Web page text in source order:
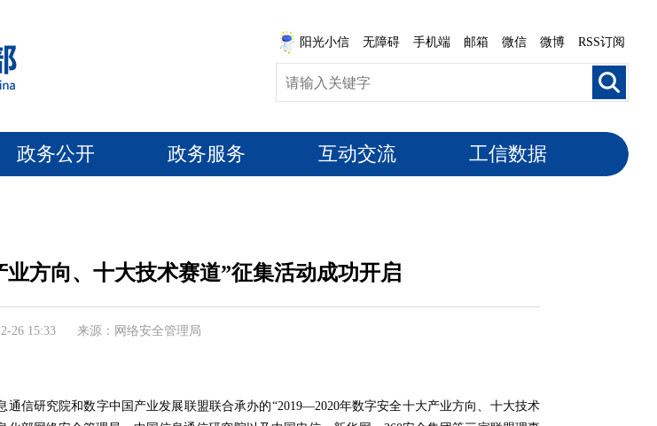
阳光小信 无障碍 手机端 邮箱 微信 微博 RSS订阅
政务公开 政务服务 互动交流 工信数据
方向、十大技术赛道”征集活动成功开启
26 15:33 来源：网络安全管理局
信研究院和数字中国产业发展联盟联合承办的“2019—2020年数字安全十大产业方向、十大技术